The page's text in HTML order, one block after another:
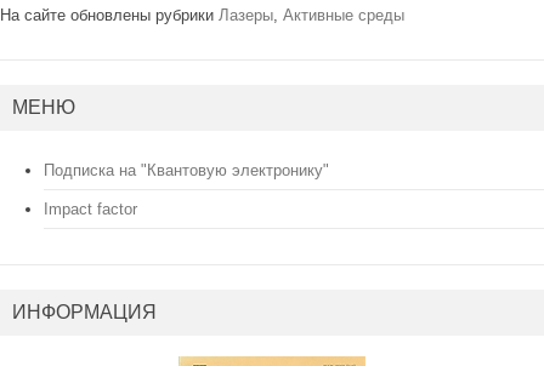
На сайте обновлены рубрики Лазеры, Активные среды
МЕНЮ
Подписка на "Квантовую электронику"
Impact factor
ИНФОРМАЦИЯ